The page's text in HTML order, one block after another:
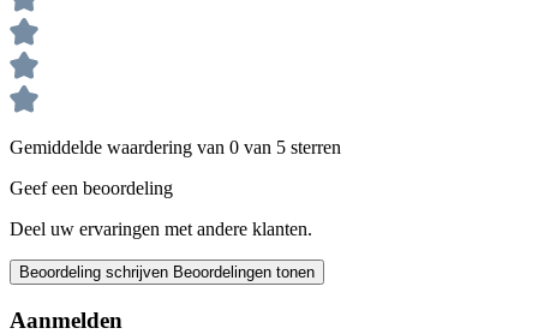
Gemiddelde waardering van 0 van 5 sterren
Geef een beoordeling
Deel uw ervaringen met andere klanten.
Beoordeling schrijven Beoordelingen tonen
Aanmelden